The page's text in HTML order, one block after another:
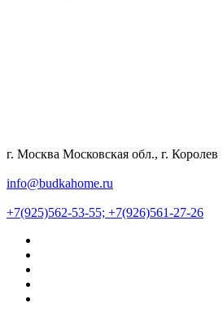
г. Москва Московская обл., г. Королев
info@budkahome.ru
+7(925)562-53-55; +7(926)561-27-26